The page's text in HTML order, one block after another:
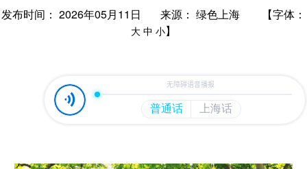
发布时间： 2026年05月11日 来源： 绿色上海 【字体：
大 中 小】